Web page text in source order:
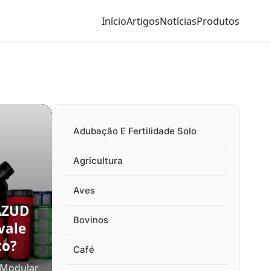
InícioArtigosNotíciasProdutos
Adubação E Fertilidade Solo
Agricultura
Aves
Bovinos
Café